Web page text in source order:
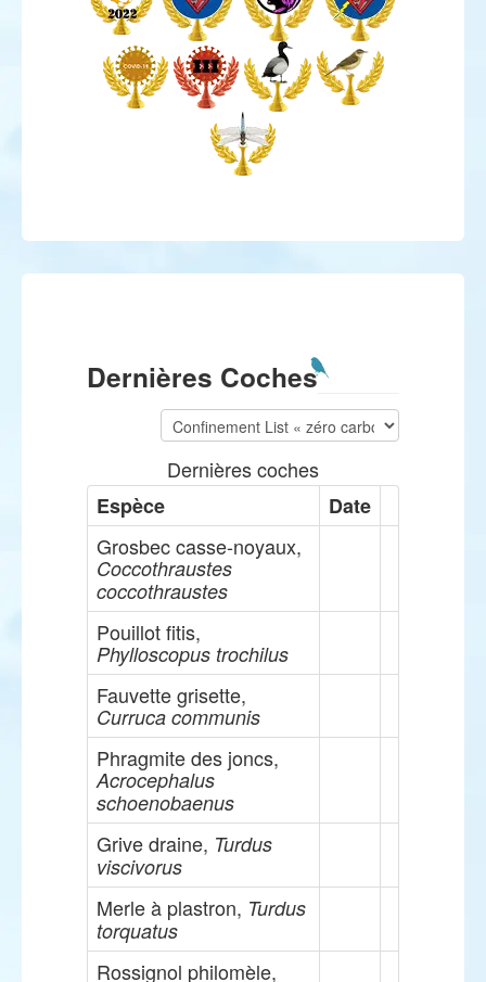
Dernières Coches
Dernières coches
Espèce
Date
Grosbec casse-noyaux,
Coccothraustes
coccothraustes
Pouillot fitis,
Phylloscopus trochilus
Fauvette grisette,
Curruca communis
Phragmite des joncs,
Acrocephalus
schoenobaenus
Grive draine, Turdus
viscivorus
Merle à plastron, Turdus
torquatus
Rossignol philomèle,